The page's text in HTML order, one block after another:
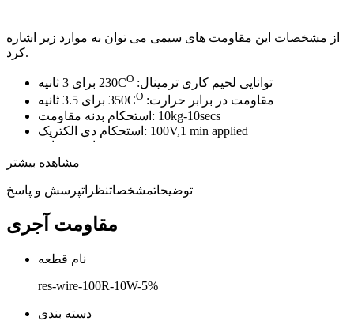
از مشخصات این مقاومت های سیمی می توان به موارد زیر اشاره
کرد.
توانایی لحیم کاری ترمینال: O
C230 برای 3 ثانیه
مقاومت در برابر حرارت: O
C350 برای 3.5 ثانیه
استحکام بدنه مقاومت: 10kg-10secs
استحکام دی الکتریک: 100V,1 min applied
500V megger
دما مقاومت: 155+ ~30- درجه سانتی گراد
1000hrs
C
70
مشاهده بیشتر
توضیحاتمشخصاتنظراتپرسش و پاسخ
مقاومت آجری
نام قطعه
res-wire-100R-10W-5%
دسته بندی